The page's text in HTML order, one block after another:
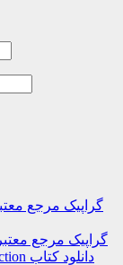
گراپیک مرجع
دانلود کتاب